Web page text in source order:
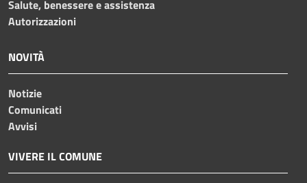
Salute, benessere e assistenza
Autorizzazioni
NOVITÀ
Notizie
Comunicati
Avvisi
VIVERE IL COMUNE